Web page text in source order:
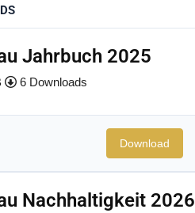
Jahrbuch 2025
6 Downloads
Download
Nachhaltigkeit 2026